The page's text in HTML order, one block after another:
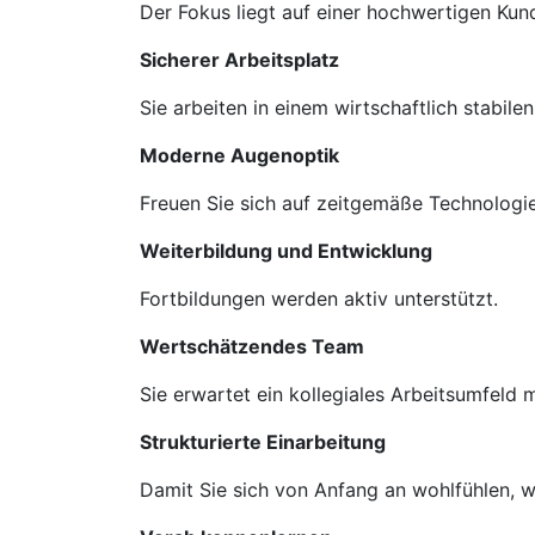
Der Fokus liegt auf einer hochwertigen
Sicherer Arbeitsplatz
Sie arbeiten in einem wirtschaftlich
Moderne Augenoptik
Freuen Sie sich auf zeitgemäße
Weiterbildung und Entwicklung
Fortbildungen werden aktiv unterstützt.
Wertschätzendes Team
Sie erwartet ein kollegiales Arbeitsumfeld
Strukturierte Einarbeitung
Damit Sie sich von Anfang an wohlfühlen,